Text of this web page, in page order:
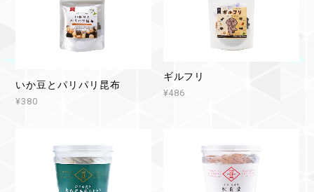
いか豆とパリパリ昆布
¥380
ギルフリ
¥486